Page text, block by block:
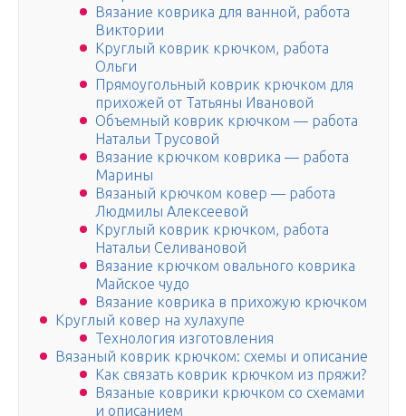
Вязание коврика для ванной, работа
Виктории
Круглый коврик крючком, работа
Ольги
Прямоугольный коврик крючком для
прихожей от Татьяны Ивановой
Объемный коврик крючком — работа
Натальи Трусовой
Вязание крючком коврика — работа
Марины
Вязаный крючком ковер — работа
Людмилы Алексеевой
Круглый коврик крючком, работа
Натальи Селивановой
Вязание крючком овального коврика
Майское чудо
Вязание коврика в прихожую крючком
Круглый ковер на хулахупе
Технология изготовления
Вязаный коврик крючком: схемы и описание
Как связать коврик крючком из пряжи?
Вязаные коврики крючком со схемами
и описанием